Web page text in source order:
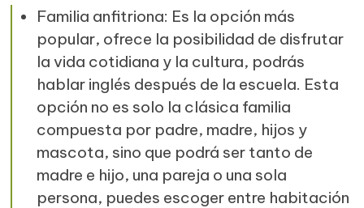
Familia anfitriona: Es la opción más
popular, ofrece la posibilidad de disfrutar
la vida cotidiana y la cultura, podrás
hablar inglés después de la escuela. Esta
opción no es solo la clásica familia
compuesta por padre, madre, hijos y
mascota, sino que podrá ser tanto de
madre e hijo, una pareja o una sola
persona, puedes escoger entre habitación